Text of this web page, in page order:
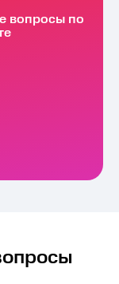
вопросы по